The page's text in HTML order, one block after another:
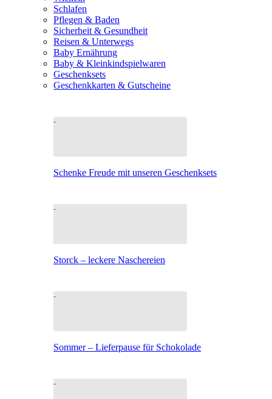
Schlafen
Pflegen & Baden
Sicherheit & Gesundheit
Reisen & Unterwegs
Baby Ernährung
Baby & Kleinkindspielwaren
Geschenksets
Geschenkkarten & Gutscheine
Schenke Freude mit unseren Geschenksets
Storck – leckere Naschereien
Sommer – Lieferpause für Schokolade